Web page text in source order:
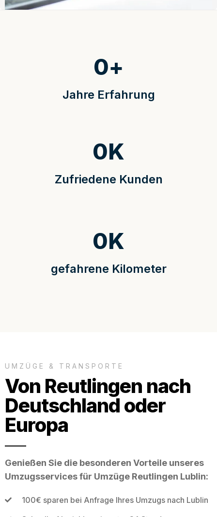
Jahre Erfahrung
0+
Zufriedene Kunden
0K
gefahrene Kilometer
0K
UMZÜGE & TRANSPORTE
Von Reutlingen nach
Deutschland oder
Europa
Genießen Sie die besonderen Vorteile unseres
Umzugsservices für Umzüge Reutlingen Lublin:
100€ sparen bei Anfrage Ihres Umzugs nach Lublin